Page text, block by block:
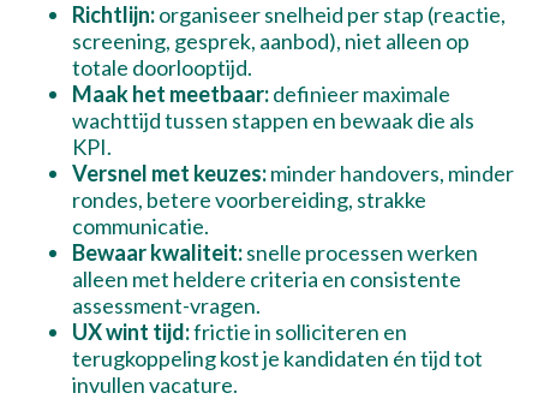
Richtlijn:organiseer snelheid per stap (reactie,
screening, gesprek, aanbod), niet alleen op
totale doorlooptijd.
Maak het meetbaar:definieer maximale
wachttijd tussen stappen en bewaak die als
KPI.
Versnel met keuzes:minder handovers, minder
rondes, betere voorbereiding, strakke
communicatie.
Bewaar kwaliteit:snelle processen werken
alleen met heldere criteria en consistente
assessment-vragen.
UX wint tijd:frictie in solliciteren en
terugkoppeling kost je kandidaten én tijd tot
invullen vacature.